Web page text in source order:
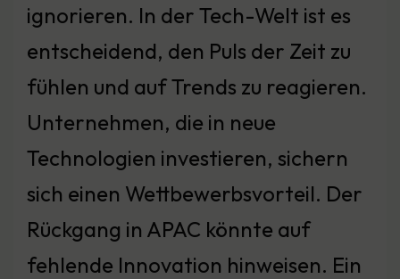
ignorieren. In der Tech-Welt ist es
entscheidend, den Puls der Zeit zu
fühlen und auf Trends zu reagieren.
Unternehmen, die in neue
Technologien investieren, sichern
sich einen Wettbewerbsvorteil. Der
Rückgang in APAC könnte auf
fehlende Innovation hinweisen. Ein